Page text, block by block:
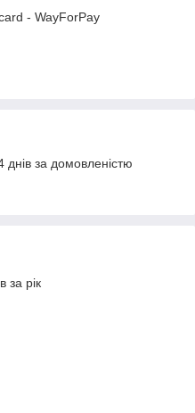
- WayForPay
за домовленістю
за рік